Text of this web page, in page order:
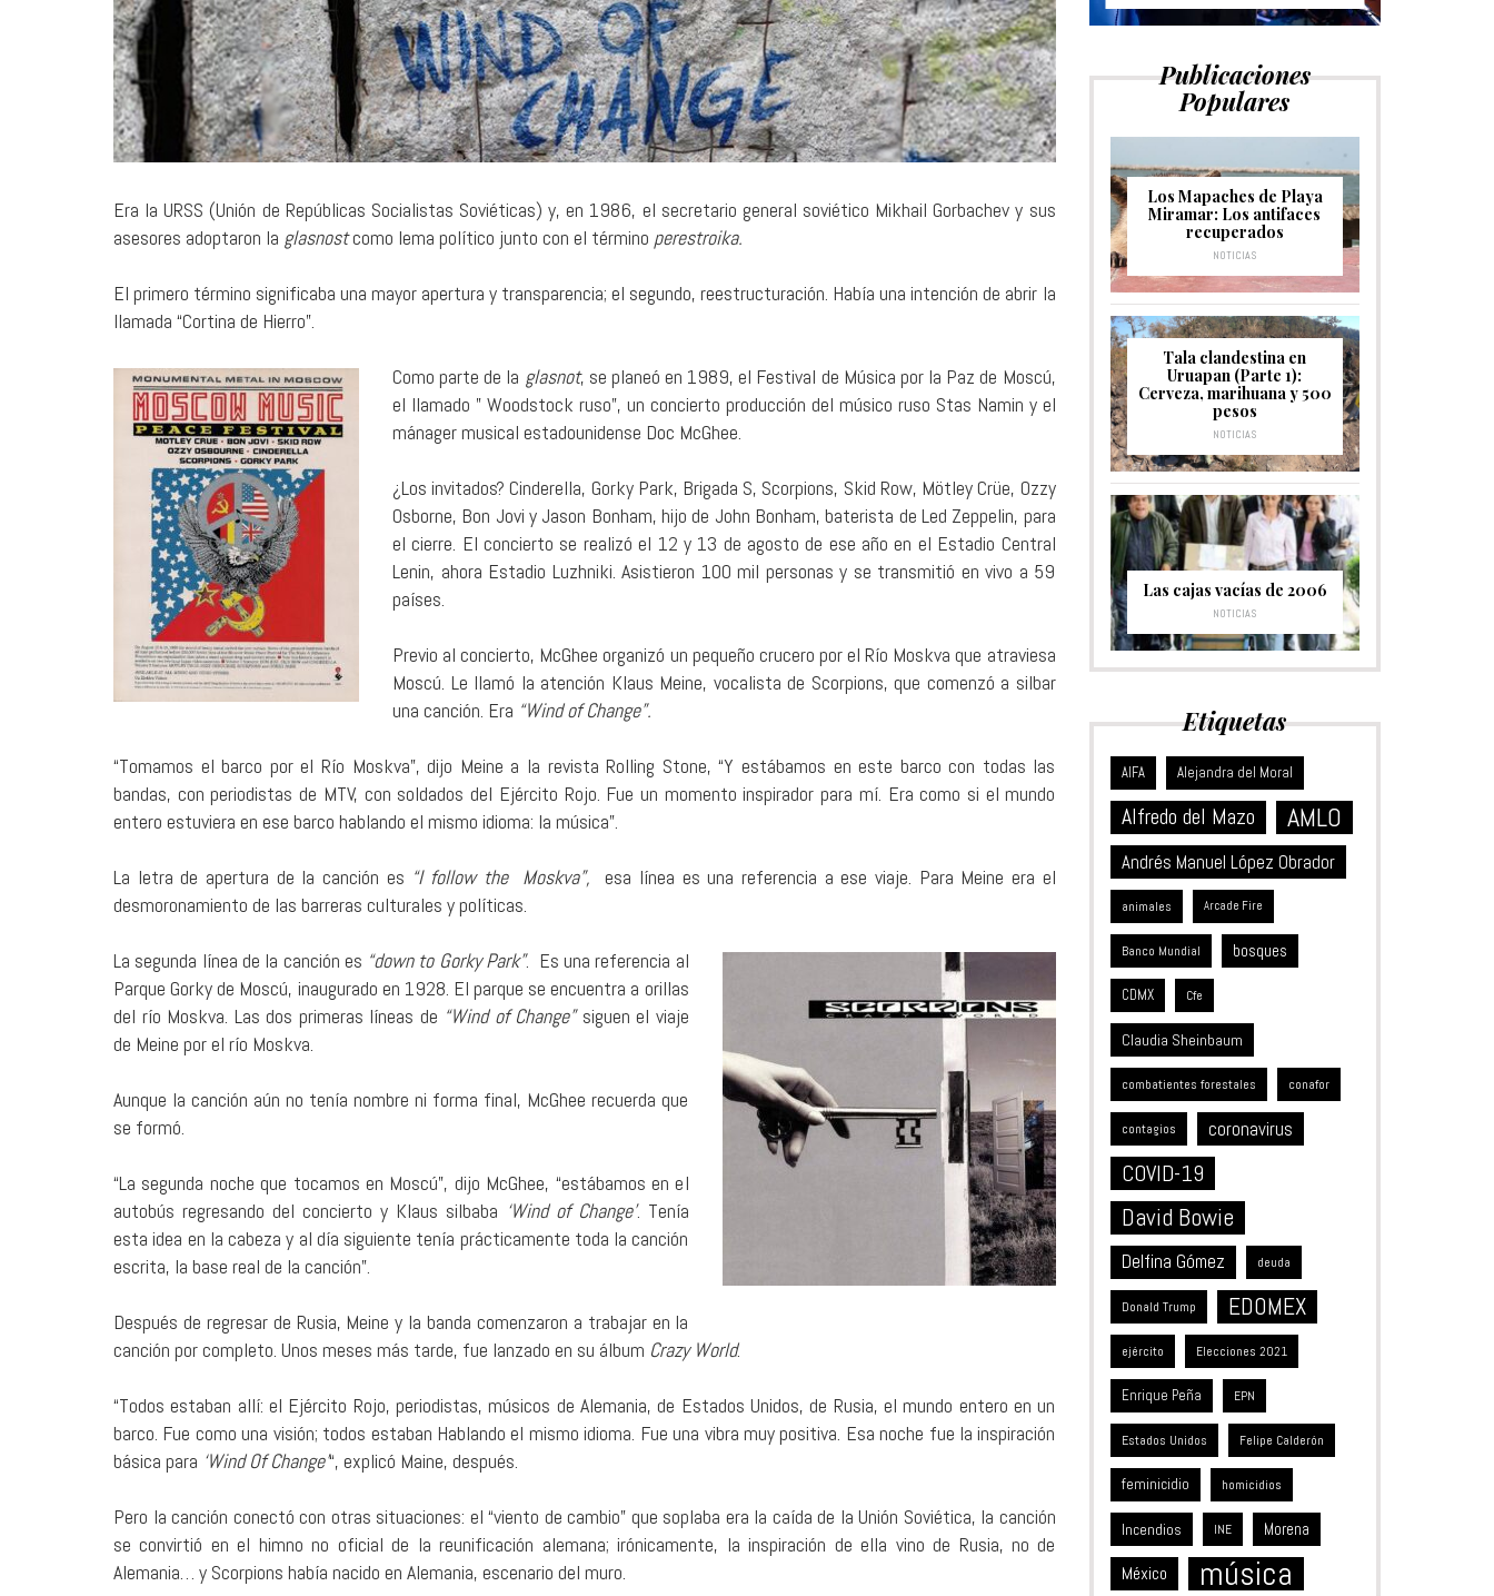
Era la URSS (Unión de Repúblicas Socialistas Soviéticas) y, en 1986, el secretario general soviético Mikhail Gorbachev y sus
asesores adoptaron la glasnostcomo lema político junto con el término perestroika.
El primero término significaba una mayor apertura y transparencia; el segundo, reestructuración. Había una intención de abrir la
llamada “Cortina de Hierro”.
Como parte de la glasnot, se planeó en 1989, el Festival de Música por la Paz de Moscú,
el llamado ” Woodstock ruso”, un concierto producción del músico ruso Stas Namin y el
mánager musical estadounidense Doc McGhee.
¿Los invitados? Cinderella, Gorky Park, Brigada S, Scorpions, Skid Row, Mötley Crüe, Ozzy
Osborne, Bon Jovi y Jason Bonham, hijo de John Bonham, baterista de Led Zeppelin, para
el cierre. El concierto se realizó el 12 y 13 de agosto de ese año en el Estadio Central
Lenin, ahora Estadio Luzhniki. Asistieron 100 mil personas y se transmitió en vivo a 59
países.
Previo al concierto, McGhee organizó un pequeño crucero por el Río Moskva que atraviesa
Moscú. Le llamó la atención Klaus Meine, vocalista de Scorpions, que comenzó a silbar
una canción. Era “Wind of Change”.
“Tomamos el barco por el Río Moskva”, dijo Meine a la revista Rolling Stone, “Y estábamos en este barco con todas las
bandas, con periodistas de MTV, con soldados del Ejército Rojo. Fue un momento inspirador para mí. Era como si el mundo
entero estuviera en ese barco hablando el mismo idioma: la música”.
La letra de apertura de la canción es “I follow the Moskva”, esa línea es una referencia a ese viaje. Para Meine era el
desmoronamiento de las barreras culturales y políticas.
La segunda línea de la canción es “down to Gorky Park”. Es una referencia al
Parque Gorky de Moscú, inaugurado en 1928. El parque se encuentra a orillas
del río Moskva. Las dos primeras líneas de “Wind of Change”siguen el viaje
de Meine por el río Moskva.
Aunque la canción aún no tenía nombre ni forma final, McGhee recuerda que
se formó.
“La segunda noche que tocamos en Moscú”, dijo McGhee, “estábamos en el
autobús regresando del concierto y Klaus silbaba ‘Wind of Change’. Tenía
esta idea en la cabeza y al día siguiente tenía prácticamente toda la canción
escrita, la base real de la canción”.
Después de regresar de Rusia, Meine y la banda comenzaron a trabajar en la
canción por completo. Unos meses más tarde, fue lanzado en su álbum Crazy World.
“Todos estaban allí: el Ejército Rojo, periodistas, músicos de Alemania, de Estados Unidos, de Rusia, el mundo entero en un
barco. Fue como una visión; todos estaban Hablando el mismo idioma. Fue una vibra muy positiva. Esa noche fue la inspiración
básica para ‘Wind Of Change’“, explicó Maine, después.
Pero la canción conectó con otras situaciones: el “viento de cambio” que soplaba era la caída de la Unión Soviética, la canción
se convirtió en el himno no oficial de la reunificación alemana; irónicamente, la inspiración de ella vino de Rusia, no de
Alemania… y Scorpions había nacido en Alemania, escenario del muro.
Publicaciones
Populares
Los Mapaches de Playa
Miramar: Los antifaces
recuperados
NOTICIAS
Tala clandestina en
Uruapan (Parte 1):
Cerveza, marihuana y 500
pesos
NOTICIAS
Las cajas vacías de 2006
NOTICIAS
Etiquetas
AIFA Alejandra del Moral
Alfredo del Mazo AMLO
Andrés Manuel López Obrador
animales Arcade Fire
Banco Mundial bosques
CDMX Cfe
Claudia Sheinbaum
combatientes forestales conafor
contagios coronavirus
COVID-19
David Bowie
Delfina Gómez deuda
Donald Trump EDOMEX
ejército Elecciones 2021
Enrique Peña EPN
Estados Unidos Felipe Calderón
feminicidio homicidios
Incendios INE Morena
México música